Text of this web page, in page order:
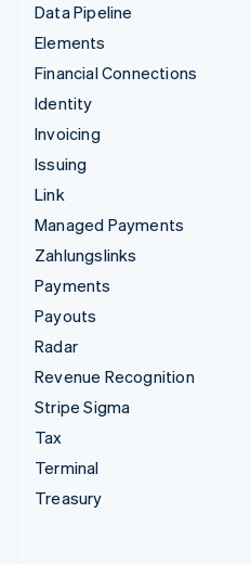
Data Pipeline
Elements
Financial Connections
Identity
Invoicing
Issuing
Link
Managed Payments
Zahlungslinks
Payments
Payouts
Radar
Revenue Recognition
Stripe Sigma
Tax
Terminal
Treasury